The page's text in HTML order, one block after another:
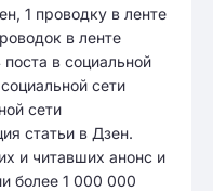
1 проводку в ленте
в ленте
в социальной
сети
сети
статьи в Дзен.
и читавших анонс и
более 1 000 000